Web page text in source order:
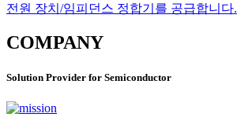
전원 장치/임피던스 정합기를 공급합니다.
COMPANY
Solution Provider for Semiconductor